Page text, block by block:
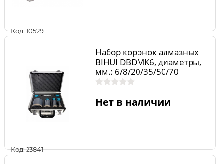
Код: 10529
Код: 23841
Набор коронок алмазных
BIHUI DBDMK6, диаметры,
мм.: 6/8/20/35/50/70
Нет в наличии